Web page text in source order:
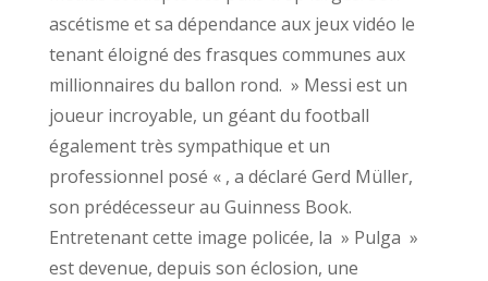
ascétisme et sa dépendance aux jeux vidéo le
tenant éloigné des frasques communes aux
millionnaires du ballon rond. » Messi est un
joueur incroyable, un géant du football
également très sympathique et un
professionnel posé « , a déclaré Gerd Müller,
son prédécesseur au Guinness Book.
Entretenant cette image policée, la » Pulga »
est devenue, depuis son éclosion, une